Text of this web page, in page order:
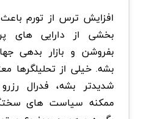
افزایش ترس از تورم
بخشی از دارایی های
بفروشن و بازار بدهی
بشه. خیلی از تحلیلگرها
ممکنه سیاست های